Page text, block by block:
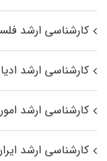
کارشناسی ارشد
کارشناسی ارشد
کارشناسی ارشد
کارشناسی ارشد